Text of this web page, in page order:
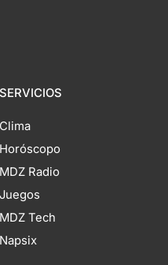
SERVICIOS
Clima
Horóscopo
MDZ Radio
Juegos
MDZ Tech
Napsix